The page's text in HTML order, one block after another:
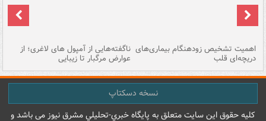
اهمیت تشخیص زودهنگام بیماری‌های
دریچه‌ای قلب
ناگفته‌هایی از آمپول های لاغری؛ از
عوارض مرگبار تا زیبایی
نسخه دسکتاپ
کليه حقوق اين سايت متعلق به پایگاه خبري-تحليلي مشرق نيوز می باشد و